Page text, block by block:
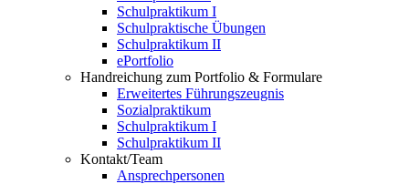
Schulpraktikum I
Schulpraktische Übungen
Schulpraktikum II
ePortfolio
Handreichung zum Portfolio & Formulare
Erweitertes Führungszeugnis
Sozialpraktikum
Schulpraktikum I
Schulpraktikum II
Kontakt/Team
Ansprechpersonen